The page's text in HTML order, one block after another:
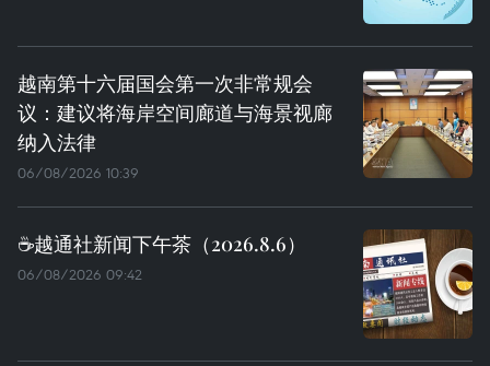
越南第十六届国会第一次非常规会
议：建议将海岸空间廊道与海景视廊
纳入法律
06/08/2026 10:39
☕️越通社新闻下午茶（2026.8.6）
06/08/2026 09:42